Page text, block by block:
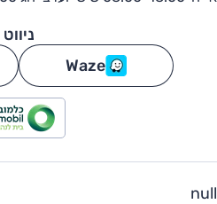
ניווט
Waze
null